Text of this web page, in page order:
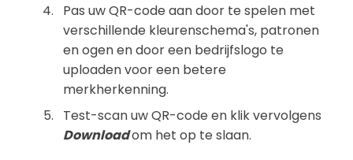
Pas uw QR-code aan door te spelen met
verschillende kleurenschema's, patronen
en ogen en door een bedrijfslogo te
uploaden voor een betere
merkherkenning.
Test-scan uw QR-code en klik vervolgens
Downloadom het op te slaan.